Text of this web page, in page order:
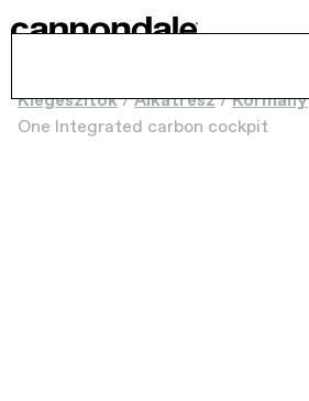
Kiegészítők/Alkatrész/Kormány
One Integrated carbon cockpit